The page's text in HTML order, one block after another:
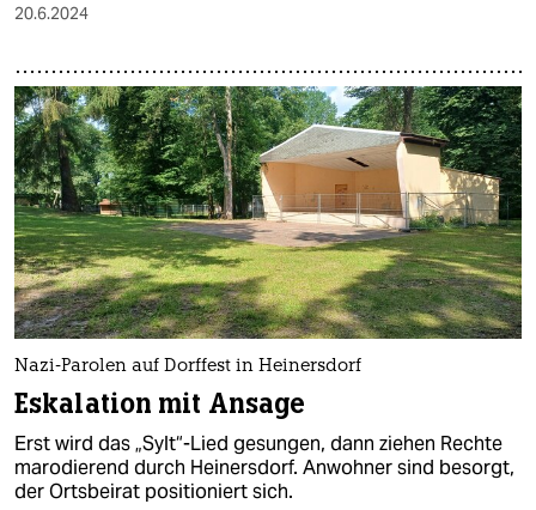
20.6.2024
Nazi-Parolen auf Dorffest in Heinersdorf
Eskalation mit Ansage
Erst wird das „Sylt“-Lied gesungen, dann ziehen Rechte
marodierend durch Heinersdorf. Anwohner sind besorgt,
der Ortsbeirat positioniert sich.